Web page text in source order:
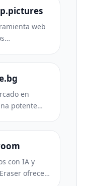
web
móviles y
la
en
potente
de
mejora
con IA y
ofrece